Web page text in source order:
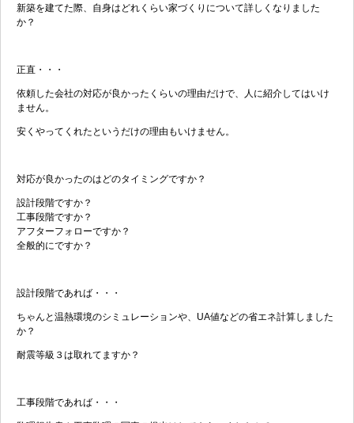
新築を建てた際、自身はどれくらい家づくりについて詳しくなりました
か？
正直・・・
依頼した会社の対応が良かったくらいの理由だけで、人に紹介してはいけ
ません。
安くやってくれたというだけの理由もいけません。
対応が良かったのはどのタイミングですか？
設計段階ですか？
工事段階ですか？
アフターフォローですか？
全般的にですか？
設計段階であれば・・・
ちゃんと温熱環境のシミュレーションや、UA値などの省エネ計算しました
か？
耐震等級３は取れてますか？
工事段階であれば・・・